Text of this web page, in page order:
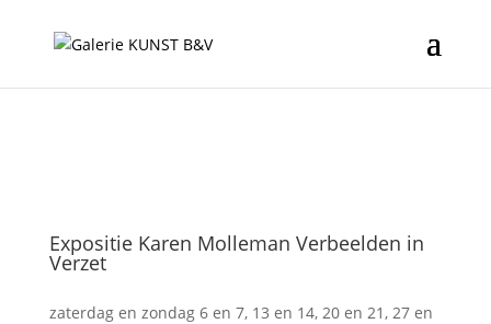
Expositie Karen Molleman Verbeelden in
Verzet
zaterdag en zondag 6 en 7, 13 en 14, 20 en 21, 27 en